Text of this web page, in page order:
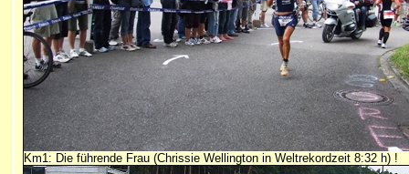
Km1: Die führende Frau (Chrissie Wellington in Weltrekordzeit 8:32 h) !